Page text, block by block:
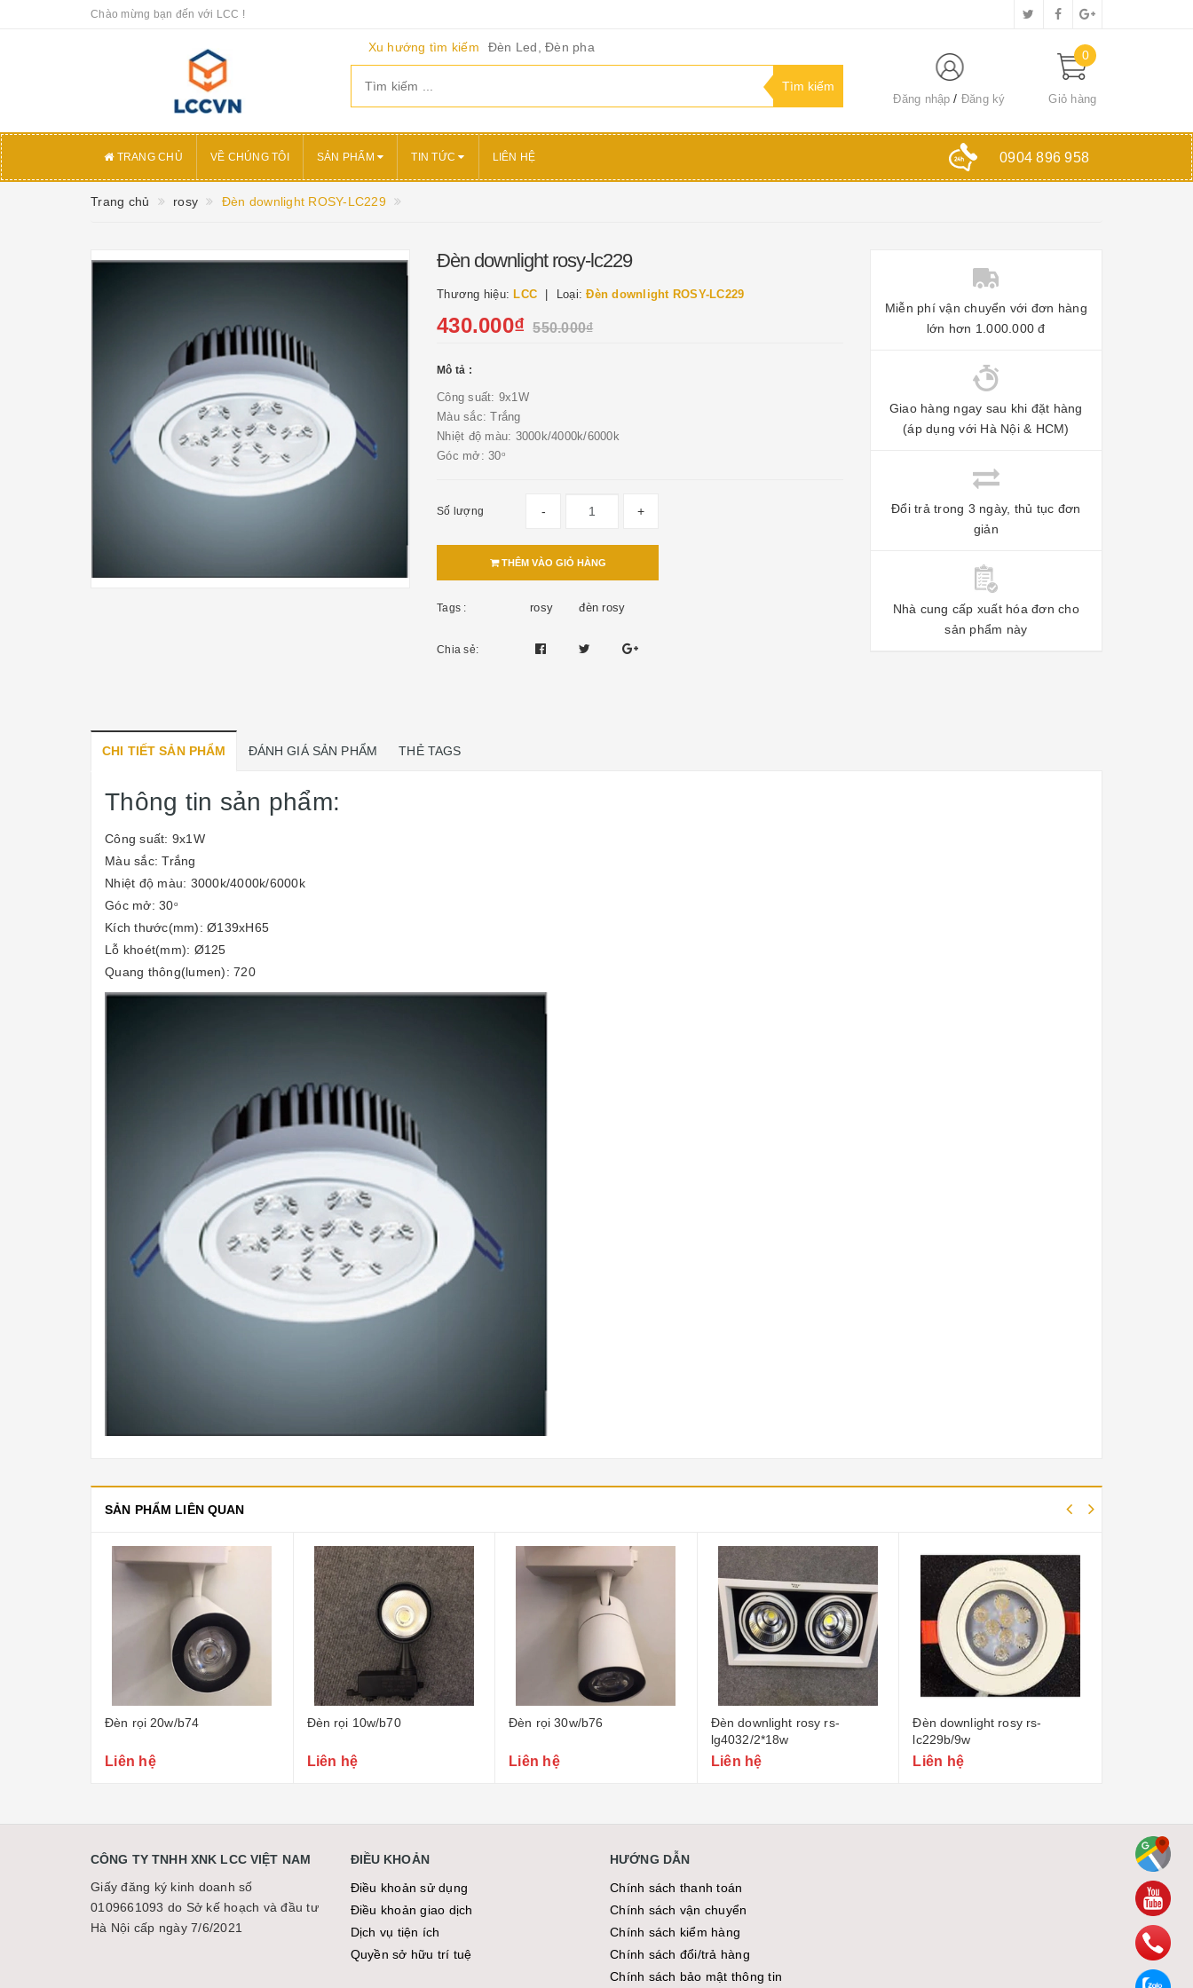
Chào mừng bạn đến với LCC !
Xu hướng tìm kiếm Đèn Led, Đèn pha
Đăng nhập Đăng ký
0
Giỏ hàng
TRANG CHỦ VỀ CHÚNG TÔI SẢN PHẨM TIN TỨC LIÊN HỆ 0904 896 958
Trang chủ rosy Đèn downlight ROSY-LC229
Đèn downlight rosy-lc229
Thương hiệu: LCC Loại:Đèn downlight ROSY-LC229
430.000₫ 550.000₫
Mô tả :
Công suất: 9x1W
Màu sắc: Trắng
Nhiệt độ màu: 3000k/4000k/6000k
Góc mở: 30o
Số lượng - +
THÊM VÀO GIỎ HÀNG
Tags : rosy đèn rosy
Chia sẻ:
Miễn phí vận chuyển với đơn hàng
lớn hơn 1.000.000 đ
Giao hàng ngay sau khi đặt hàng
(áp dụng với Hà Nội & HCM)
Đổi trả trong 3 ngày, thủ tục đơn
giản
Nhà cung cấp xuất hóa đơn cho
sản phẩm này
CHI TIẾT SẢN PHẨM ĐÁNH GIÁ SẢN PHẨM THẺ TAGS
Thông tin sản phẩm:
Công suất: 9x1W
Màu sắc: Trắng
Nhiệt độ màu: 3000k/4000k/6000k
Góc mở: 30o
Kích thước(mm): Ø139xH65
Lỗ khoét(mm): Ø125
Quang thông(lumen): 720
SẢN PHẨM LIÊN QUAN
Đèn rọi 10w/b70
Liên hệ
Đèn rọi 30w/b76
Liên hệ
Đèn downlight rosy rs-
Liên hệ
Đèn downlight rosy rs-
lc229b/9w
Liên hệ
Đèn downlight rosy rs-
lt606e/24w
Liên hệ
CÔNG TY TNHH XNK LCC VIỆT NAM
Giấy đăng ký kinh doanh số
0109661093 do Sở kế hoạch và đầu tư
Hà Nội cấp ngày 7/6/2021
ĐIỀU KHOẢN
Điều khoản sử dụng
Điều khoản giao dịch
Dịch vụ tiện ích
Quyền sở hữu trí tuệ
HƯỚNG DẪN
Chính sách thanh toán
Chính sách vận chuyển
Chính sách kiểm hàng
Chính sách đổi/trả hàng
Chính sách bảo mật thông tin